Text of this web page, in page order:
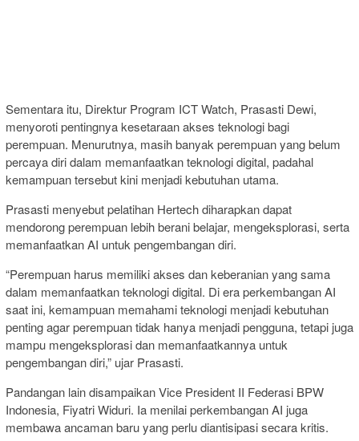
Sementara itu, Direktur Program ICT Watch, Prasasti Dewi,
menyoroti pentingnya kesetaraan akses teknologi bagi
perempuan. Menurutnya, masih banyak perempuan yang belum
percaya diri dalam memanfaatkan teknologi digital, padahal
kemampuan tersebut kini menjadi kebutuhan utama.
Prasasti menyebut pelatihan Hertech diharapkan dapat
mendorong perempuan lebih berani belajar, mengeksplorasi, serta
memanfaatkan AI untuk pengembangan diri.
“Perempuan harus memiliki akses dan keberanian yang sama
dalam memanfaatkan teknologi digital. Di era perkembangan AI
saat ini, kemampuan memahami teknologi menjadi kebutuhan
penting agar perempuan tidak hanya menjadi pengguna, tetapi juga
mampu mengeksplorasi dan memanfaatkannya untuk
pengembangan diri,” ujar Prasasti.
Pandangan lain disampaikan Vice President II Federasi BPW
Indonesia, Fiyatri Widuri. Ia menilai perkembangan AI juga
membawa ancaman baru yang perlu diantisipasi secara kritis.